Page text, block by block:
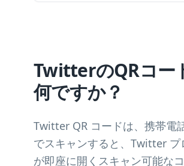
TwitterのQRコー
何ですか？
Twitter QR コードは、携帯電
でスキャンすると、Twitter プ
が即座に開くスキャン可能な